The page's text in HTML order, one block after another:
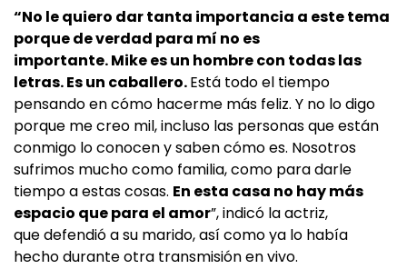
“No le quiero dar tanta importancia a este tema
porque de verdad para mí no es
importante. Mike es un hombre con todas las
letras. Es un caballero.Está todo el tiempo
pensando en cómo hacerme más feliz. Y no lo digo
porque me creo mil, incluso las personas que están
conmigo lo conocen y saben cómo es. Nosotros
sufrimos mucho como familia, como para darle
tiempo a estas cosas. En esta casa no hay más
espacio que para el amor”, indicó la actriz,
que defendió a su marido, así como ya lo había
hecho durante otra transmisión en vivo.